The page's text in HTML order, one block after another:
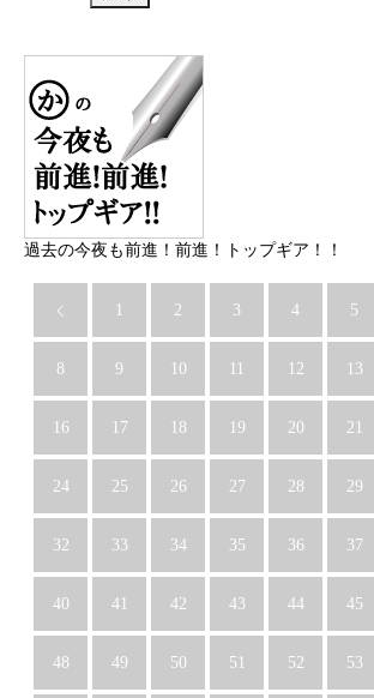
過去の今夜も前進！前進！トップギア！！
1 2 3 4 5
8 9 10 11 12 13
16 17 18 19 20 21
24 25 26 27 28 29
32 33 34 35 36 37
40 41 42 43 44 45
48 49 50 51 52 53